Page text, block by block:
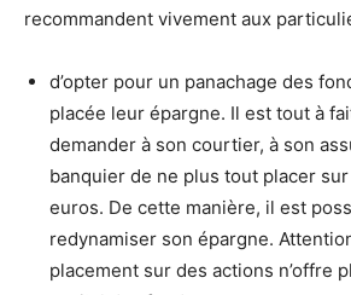
recommandent vivement aux
d’opter pour un panachage des
placée leur épargne. Il est tout à
demander à son courtier, à son
banquier de ne plus tout placer
euros. De cette manière, il est
redynamiser son épargne.
placement sur des actions n’offre